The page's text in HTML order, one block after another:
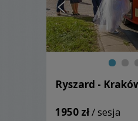
Ryszard -
1950 zł/ sesja